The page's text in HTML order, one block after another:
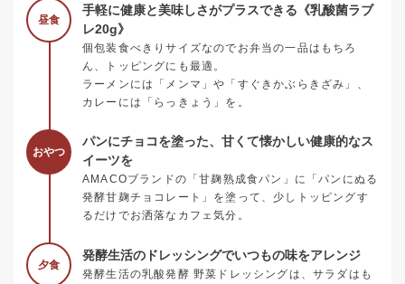
昼食
手軽に健康と美味しさがプラスできる《乳酸菌ラブ
レ20g》
個包装食べきりサイズなのでお弁当の一品はもちろ
ん、トッピングにも最適。
ラーメンには「メンマ」や「すぐきかぶらきざみ」、
カレーには「らっきょう」を。
おやつ
パンにチョコを塗った、甘くて懐かしい健康的なス
イーツを
AMACOブランドの「甘麹熟成食パン」に「パンにぬる
発酵甘麹チョコレート」を塗って、少しトッピングす
るだけでお洒落なカフェ気分。
夕食
発酵生活のドレッシングでいつもの味をアレンジ
発酵生活の乳酸発酵 野菜ドレッシングは、サラダはも